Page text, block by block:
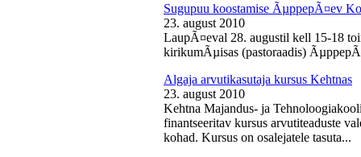
Sugupuu koostamise ÃµppepÃ¤ev
23. august 2010
LaupÃ¤eval 28. augustil kell 15-18
kirikumÃµisas (pastoraadis)
Algaja arvutikasutaja kursus Kehtnas
23. august 2010
Kehtna Majandus- ja
finantseeritav kursus arvutiteaduste
kohad. Kursus on osalejatele tasuta...